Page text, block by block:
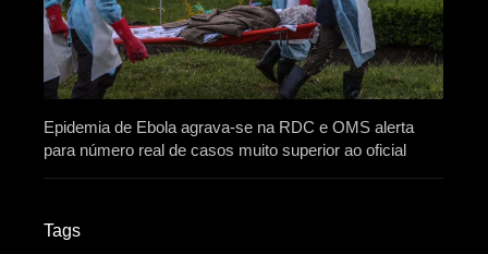
Epidemia de Ebola agrava-se na RDC e OMS alerta
para número real de casos muito superior ao oficial
Tags